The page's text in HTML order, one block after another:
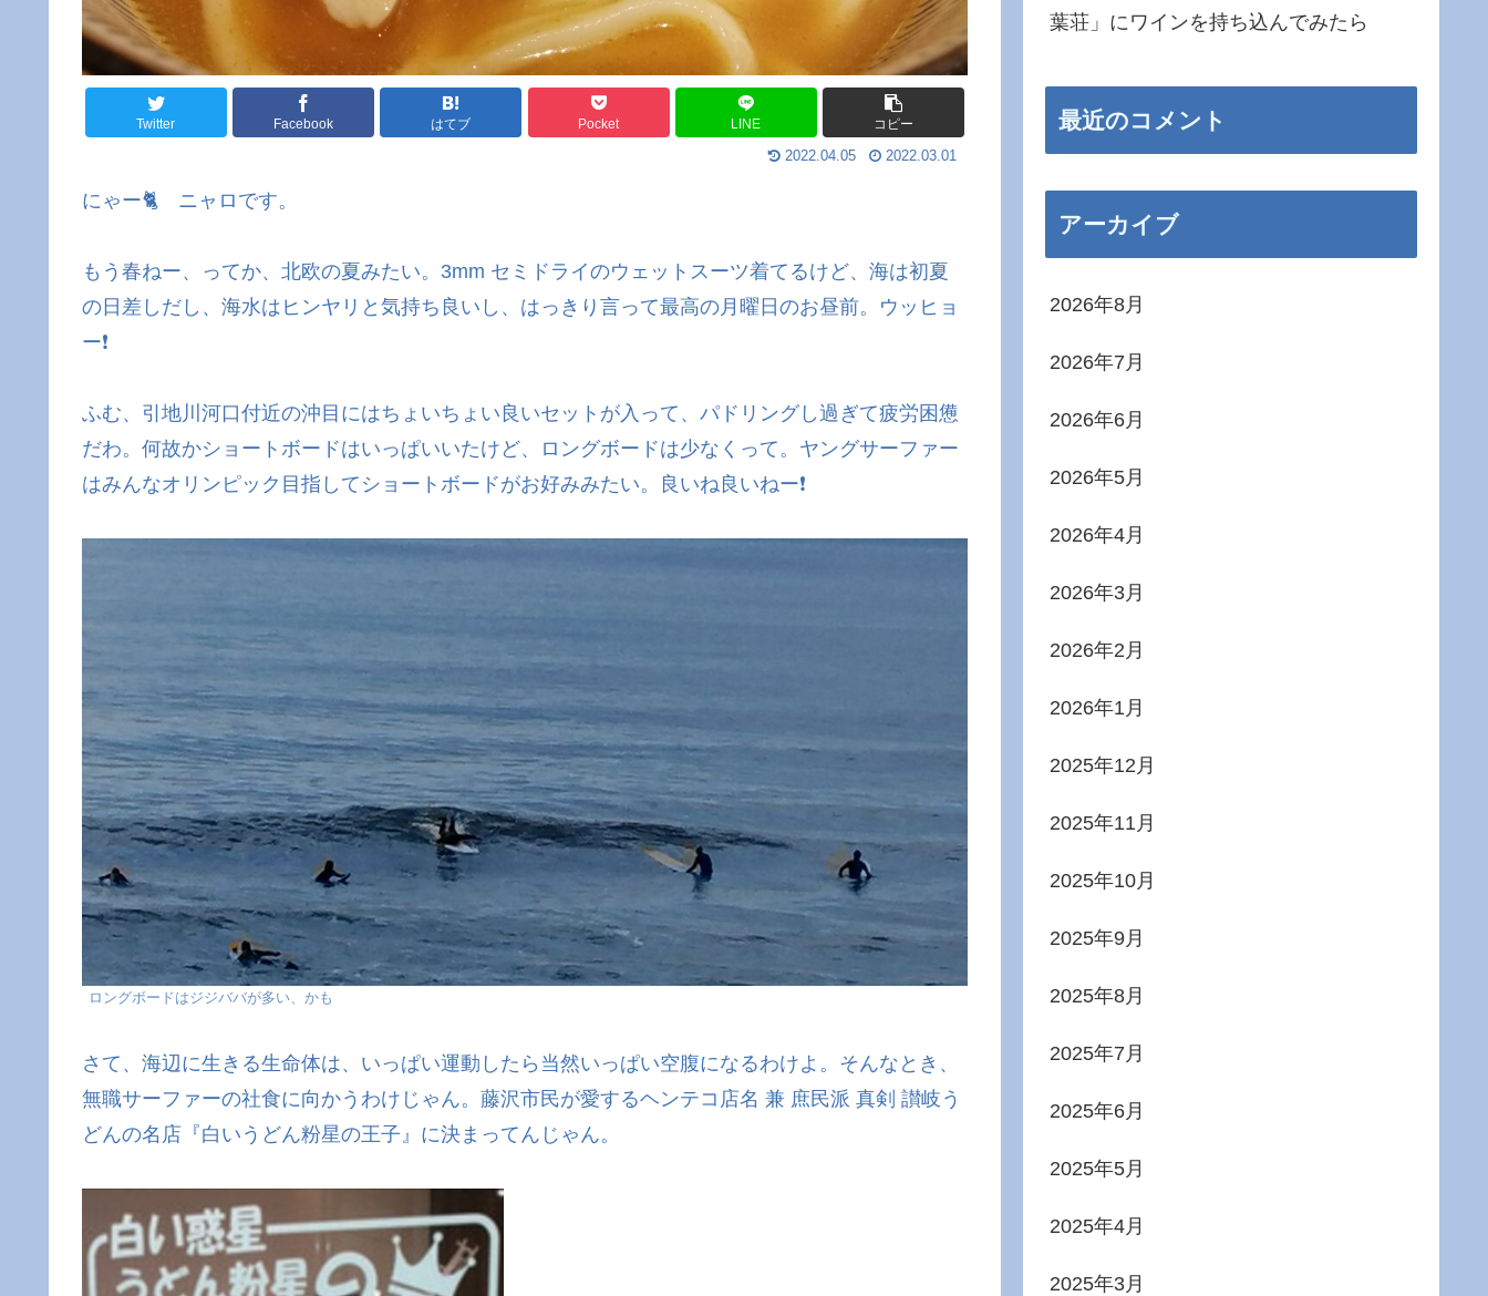
Twitter Facebook はてブ Pocket LINE コピー
2022.04.05 2022.03.01
にゃー🐈 ニャロです。
もう春ねー、ってか、北欧の夏みたい。3mm セミドライのウェットスーツ着てるけど、海は初夏
の日差しだし、海水はヒンヤリと気持ち良いし、はっきり言って最高の月曜日のお昼前。ウッヒョ
ー❗
ふむ、引地川河口付近の沖目にはちょいちょい良いセットが入って、パドリングし過ぎて疲労困憊
だわ。何故かショートボードはいっぱいいたけど、ロングボードは少なくって。ヤングサーファー
はみんなオリンピック目指してショートボードがお好みみたい。良いね良いねー❗
ロングボードはジジババが多い、かも
さて、海辺に生きる生命体は、いっぱい運動したら当然いっぱい空腹になるわけよ。そんなとき、
無職サーファーの社食に向かうわけじゃん。藤沢市民が愛するヘンテコ店名 兼 庶民派 真剣 讃岐う
どんの名店『白いうどん粉星の王子』に決まってんじゃん。
葉荘」にワインを持ち込んでみたら
最近のコメント
アーカイブ
2026年8月
2026年7月
2026年6月
2026年5月
2026年4月
2026年3月
2026年2月
2026年1月
2025年12月
2025年11月
2025年10月
2025年9月
2025年8月
2025年7月
2025年6月
2025年5月
2025年4月
2025年3月